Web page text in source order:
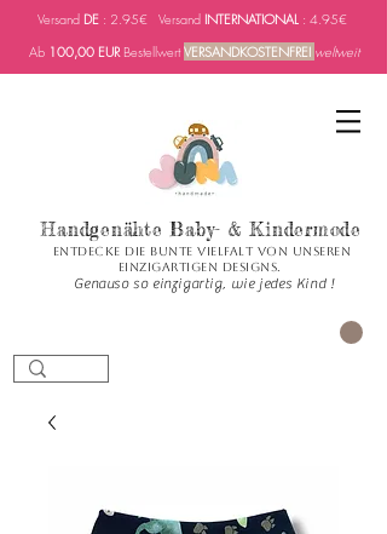
Versand DE : 2.95€ Versand INTERNATIONAL : 4.95€
Ab 100,00 EURBestellwertVERSANDKOSTENFREI weltweit
Handgenähte Baby- & Kindermode
Entdecke die bunte Vielfalt von unseren
einzigartigen Designs.
Genauso so einzigartig, wie jedes Kind !